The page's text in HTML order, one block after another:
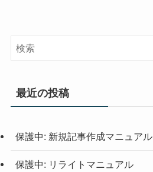
最近の投稿
保護中: 新規記事作成マニュアル
保護中: リライトマニュアル